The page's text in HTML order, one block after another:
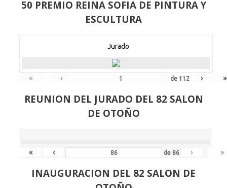
50 PREMIO REINA SOFIA DE PINTURA Y
ESCULTURA
Jurado
« ‹ de112 › »
REUNION DEL JURADO DEL 82 SALON
DE OTOÑO
« ‹ de 86 › »
INAUGURACION DEL 82 SALON DE